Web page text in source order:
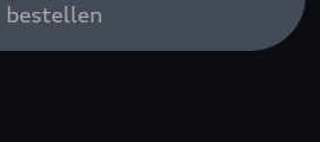
bestellen